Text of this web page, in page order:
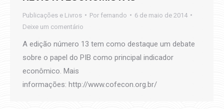
Publicações e Livros Por fernando
6 de maio de 2014
Deixe um comentário
A edição número 13 tem como destaque um debate
sobre o papel do PIB como principal indicador
econômico. Mais
informações: http://www.cofecon.org.br/